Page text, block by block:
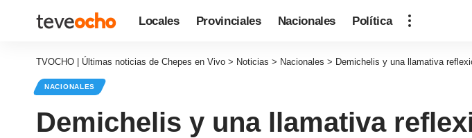
Locales Provinciales Nacionales Política
TVOCHO | Últimas noticias de Chepes en Vivo > Noticias > Nacionales > Demichelis y una llamativa
NACIONALES
Demichelis y una llamativa